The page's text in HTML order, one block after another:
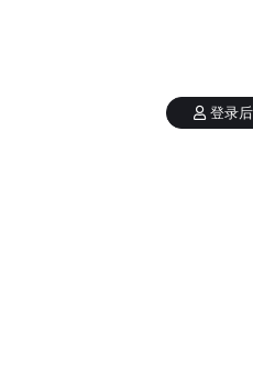
登录